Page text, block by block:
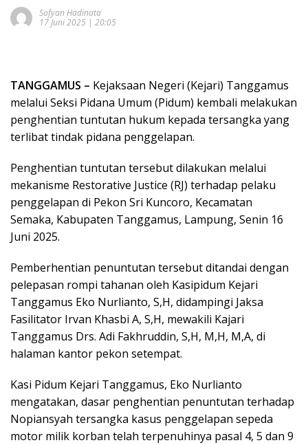
Sofyan Hadinata
17 Juni 2025 | 20:05
TANGGAMUS – Kejaksaan Negeri (Kejari) Tanggamus
melalui Seksi Pidana Umum (Pidum) kembali melakukan
penghentian tuntutan hukum kepada tersangka yang
terlibat tindak pidana penggelapan.
Penghentian tuntutan tersebut dilakukan melalui
mekanisme Restorative Justice (RJ) terhadap pelaku
penggelapan di Pekon Sri Kuncoro, Kecamatan
Semaka, Kabupaten Tanggamus, Lampung, Senin 16
Juni 2025.
Pemberhentian penuntutan tersebut ditandai dengan
pelepasan rompi tahanan oleh Kasipidum Kejari
Tanggamus Eko Nurlianto, S,H, didampingi Jaksa
Fasilitator Irvan Khasbi A, S,H, mewakili Kajari
Tanggamus Drs. Adi Fakhruddin, S,H, M,H, M,A, di
halaman kantor pekon setempat.
Kasi Pidum Kejari Tanggamus, Eko Nurlianto
mengatakan, dasar penghentian penuntutan terhadap
Nopiansyah tersangka kasus penggelapan sepeda
motor milik korban telah terpenuhinya pasal 4, 5 dan 9